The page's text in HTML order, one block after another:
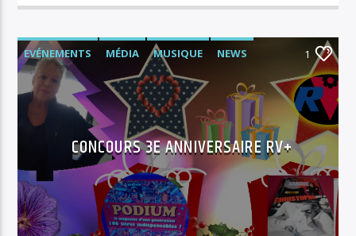
EVÉNEMENTS MÉDIA MUSIQUE
NEWS
RADIO
RÉTRO/VINTAGE RVPLUS
1
CONCOURS 3E ANNIVERSAIRE RV+